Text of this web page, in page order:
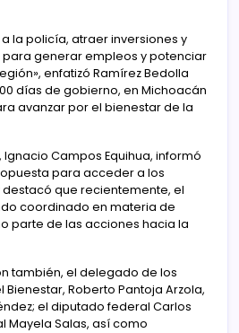
la policía, atraer inversiones y
generar empleos y potenciar
enfatizó Ramírez Bedolla
días de gobierno, en Michoacán
avanzar por el bienestar de la
Campos Equihua, informó
para acceder a los
destacó que recientemente, el
coordinado en materia de
parte de las acciones hacia la
también, el delegado de los
Roberto Pantoja Arzola,
el diputado federal Carlos
Mayela Salas, así como